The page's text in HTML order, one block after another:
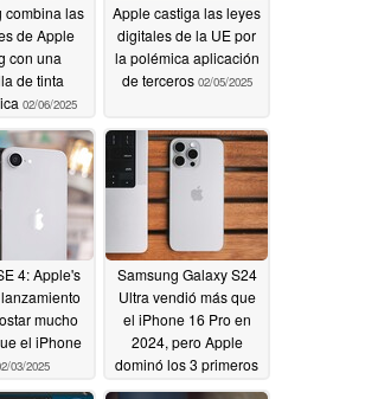
combina las
de Apple
con una
de tinta
02/06/2025
Apple castiga las leyes
digitales de la UE por
la polémica aplicación
de terceros 02/05/2025
4: Apple's
mucho
el iPhone
03/2025
Samsung Galaxy S24
Ultra vendió más que
el iPhone 16 Pro en
2024, pero Apple
dominó los 3 primeros
puestos02/03/2025